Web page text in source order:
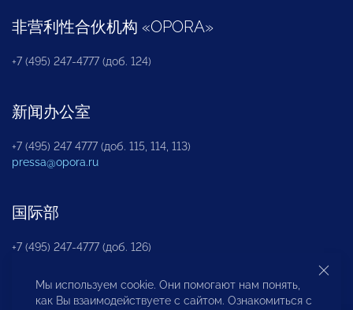
非营利性合伙机构 «OPORA»
+7 (495) 247-4777 (доб. 124)
新闻办公室
+7 (495) 247 4777 (доб. 115, 114, 113)
pressa@opora.ru
国际部
+7 (495) 247-4777 (доб. 126)
商投权益保护部
Мы используем cookie. Они помогают нам понять,
как Вы взаимодействуете с сайтом. Ознакомиться с